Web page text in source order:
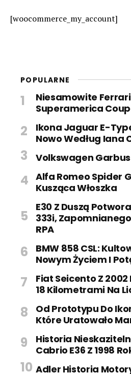
[woocommerce_my_account]
POPULARNE
Niesamowite Ferrari
Superamerica
Ikona Jaguar E-
Nowo Według Iana
Volkswagen
Alfa Romeo Spider
Kusząca Włoszka
E30 Z Duszą
333i,
RPA
BMW 858 CSL:
Nowym Życiem I
Fiat Seicento Z
18 Kilometrami Na
Od Prototypu Do
Które Uratowało
Historia
Cabrio E36 Z 1998
Adler Historia